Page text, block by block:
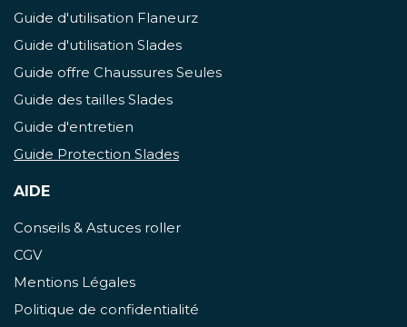
Guide d'utilisation Flaneurz
Guide d'utilisation Slades
Guide offre Chaussures Seules
Guide des tailles Slades
Guide d'entretien
Guide Protection Slades
AIDE
Conseils & Astuces roller
CGV
Mentions Légales
Politique de confidentialité